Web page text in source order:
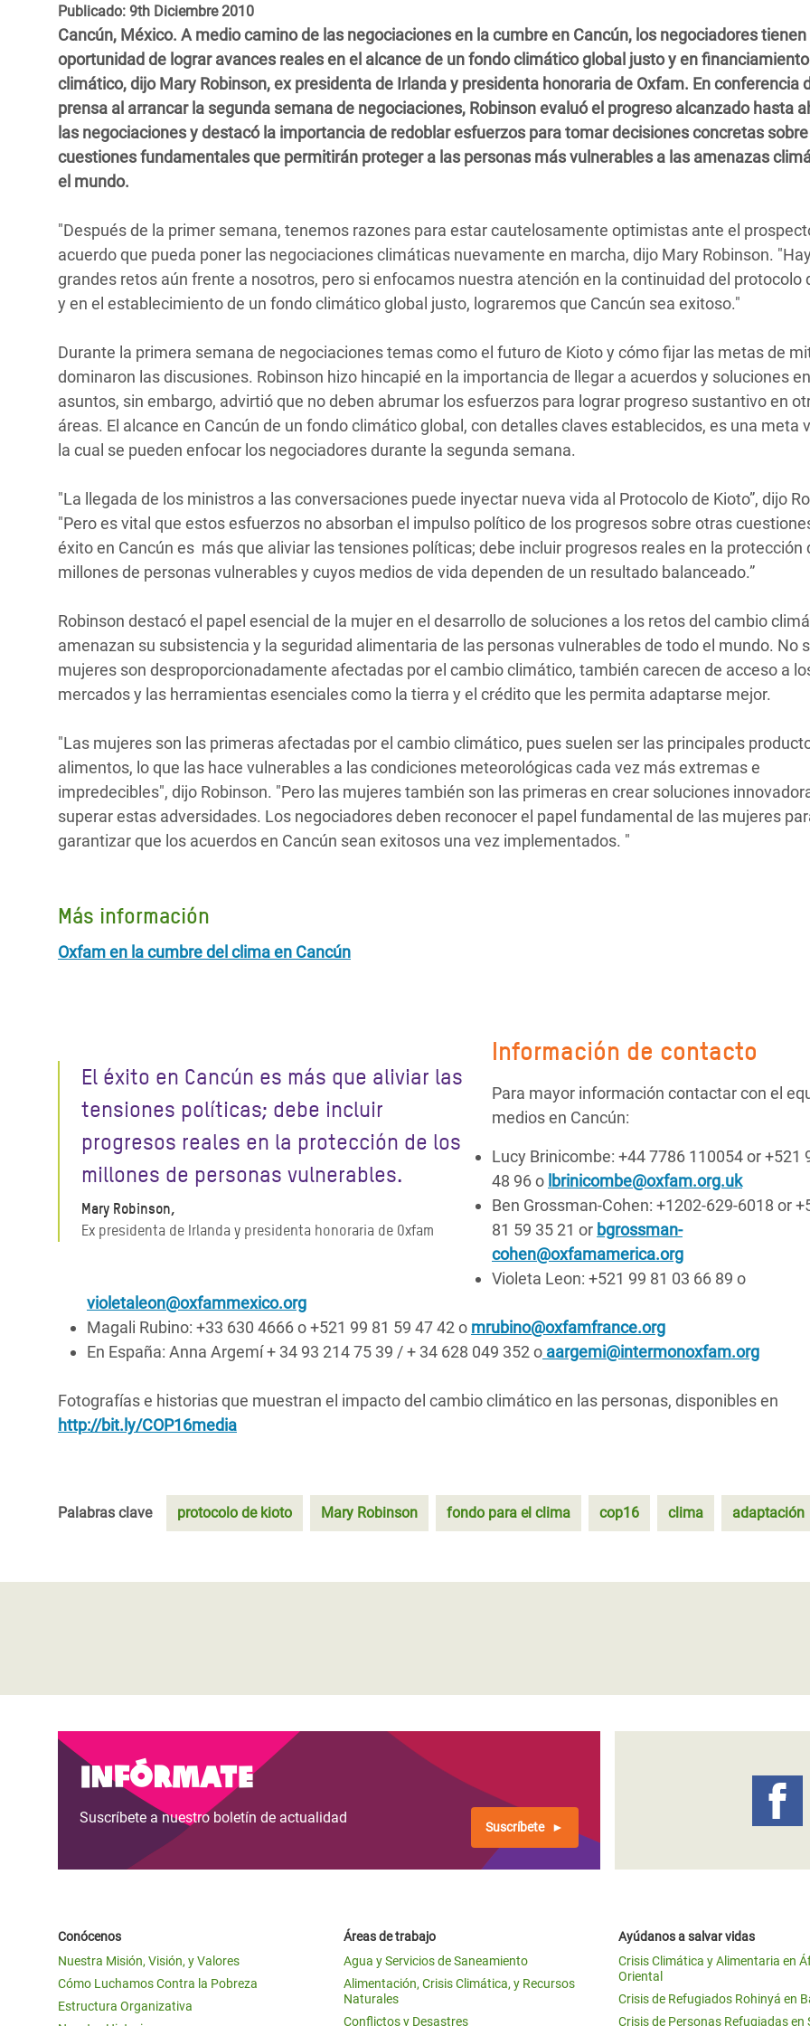
Conflictos y Desastres
Desigualdad Extrema y
Servicios Sociales Básicos
Inequality and Rights in a
Digital Age
en África Oriental
Crisis de Personas Refugiadas
en Sudán del Sur
Crisis de Refugiados Rohinyá
en Bangladesh
Crisis en Yemen
#ActuaPorElClima
Erradiquemos el Sufrimiento Humano que
se Oculta tras los Alimentos
¡Basta! Acabemos con las violencias contra
mujeres y niñas
ayuda
a
la
navegación
Publicado: 9th Diciembre 2010
Cancún, México. A medio camino de las negociaciones en la cumbre en Cancún, los negociadores tienen
oportunidad de lograr avances reales en el alcance de un fondo climático global justo y en financiamiento
climático, dijo Mary Robinson, ex presidenta de Irlanda y presidenta honoraria de Oxfam. En conferencia
prensa al arrancar la segunda semana de negociaciones, Robinson evaluó el progreso alcanzado hasta
las negociaciones y destacó la importancia de redoblar esfuerzos para tomar decisiones concretas sobre
cuestiones fundamentales que permitirán proteger a las personas más vulnerables a las amenazas
el mundo.
"Después de la primer semana, tenemos razones para estar cautelosamente optimistas ante el
acuerdo que pueda poner las negociaciones climáticas nuevamente en marcha, dijo Mary Robinson. "Hay
grandes retos aún frente a nosotros, pero si enfocamos nuestra atención en la continuidad del protocolo
y en el establecimiento de un fondo climático global justo, lograremos que Cancún sea exitoso."
Durante la primera semana de negociaciones temas como el futuro de Kioto y cómo fijar las metas de
dominaron las discusiones. Robinson hizo hincapié en la importancia de llegar a acuerdos y soluciones
asuntos, sin embargo, advirtió que no deben abrumar los esfuerzos para lograr progreso sustantivo en
áreas. El alcance en Cancún de un fondo climático global, con detalles claves establecidos, es una meta
la cual se pueden enfocar los negociadores durante la segunda semana.
"La llegada de los ministros a las conversaciones puede inyectar nueva vida al Protocolo de Kioto”, dijo
"Pero es vital que estos esfuerzos no absorban el impulso político de los progresos sobre otras
éxito en Cancún es más que aliviar las tensiones políticas; debe incluir progresos reales en la protección
millones de personas vulnerables y cuyos medios de vida dependen de un resultado balanceado.”
Robinson destacó el papel esencial de la mujer en el desarrollo de soluciones a los retos del cambio
amenazan su subsistencia y la seguridad alimentaria de las personas vulnerables de todo el mundo. No
mujeres son desproporcionadamente afectadas por el cambio climático, también carecen de acceso a
mercados y las herramientas esenciales como la tierra y el crédito que les permita adaptarse mejor.
"Las mujeres son las primeras afectadas por el cambio climático, pues suelen ser las principales
alimentos, lo que las hace vulnerables a las condiciones meteorológicas cada vez más extremas e
impredecibles", dijo Robinson. "Pero las mujeres también son las primeras en crear soluciones
superar estas adversidades. Los negociadores deben reconocer el papel fundamental de las mujeres
garantizar que los acuerdos en Cancún sean exitosos una vez implementados. "
Más información
Oxfam en la cumbre del clima en Cancún
El éxito en Cancún es más que aliviar las
tensiones políticas; debe incluir
progresos reales en la protección de los
millones de personas vulnerables.
Mary Robinson,
Ex presidenta de Irlanda y presidenta honoraria de Oxfam
Información de contacto
Para mayor información contactar con el
medios en Cancún:
Lucy Brinicombe: +44 7786 110054 or +521
48 96 o lbrinicombe@oxfam.org.uk
Ben Grossman-Cohen: +1202-629-6018 or
81 59 35 21 or bgrossman-
cohen@oxfamamerica.org
Violeta Leon: +521 99 81 03 66 89 o
violetaleon@oxfammexico.org
Magali Rubino: +33 630 4666 o +521 99 81 59 47 42 o mrubino@oxfamfrance.org
En España: Anna Argemí + 34 93 214 75 39 / + 34 628 049 352 o aargemi@intermonoxfam.org
Fotografías e historias que muestran el impacto del cambio climático en las personas, disponibles en
http://bit.ly/COP16media
Palabras clave protocolo de kioto Mary Robinson fondo para el clima cop16 clima adaptación
Infórmate
Suscríbete a nuestro boletín de actualidad
Suscríbete
Conócenos
Nuestra Misión, Visión, y Valores
Cómo Luchamos Contra la Pobreza
Estructura Organizativa
Áreas de trabajo
Agua y Servicios de Saneamiento
Alimentación, Crisis Climática, y Recursos
Naturales
Conflictos y Desastres
Ayúdanos a salvar vidas
Crisis Climática y Alimentaria en
Oriental
Crisis de Refugiados Rohinyá en
Crisis de Personas Refugiadas en